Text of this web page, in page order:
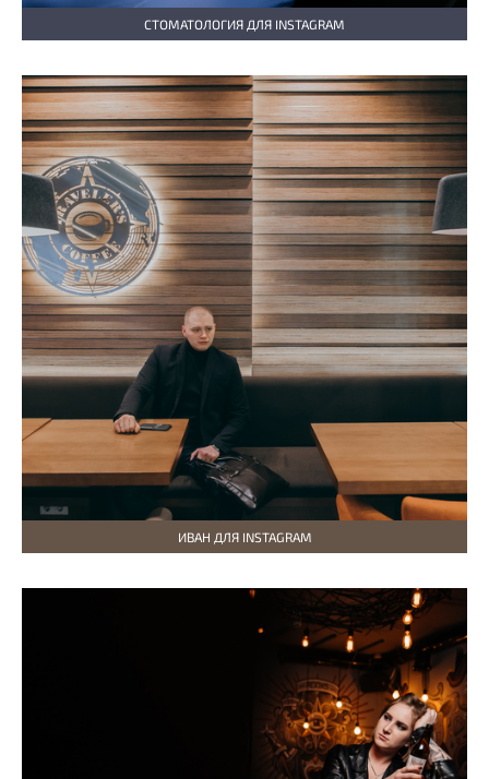
СТОМАТОЛОГИЯ ДЛЯ INSTAGRAM
ИВАН ДЛЯ INSTAGRAM